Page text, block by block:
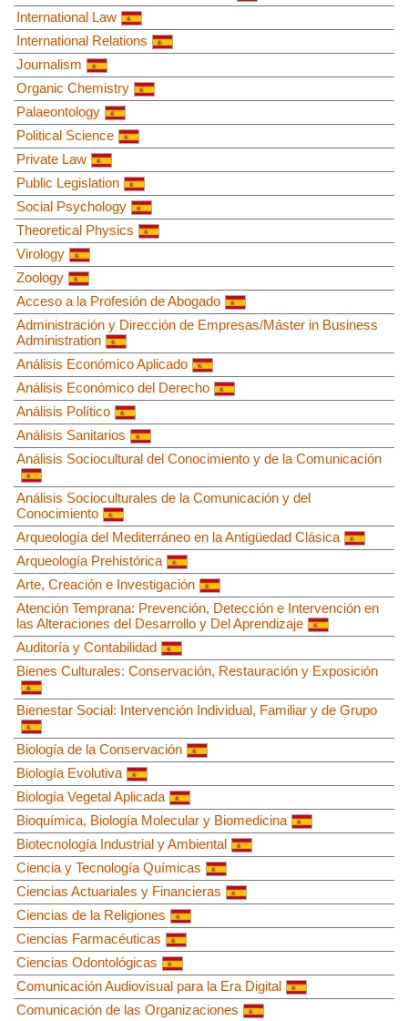
International Law
International Relations
Journalism
Organic Chemistry
Palaeontology
Political Science
Private Law
Public Legislation
Social Psychology
Theoretical Physics
Virology
Zoology
Acceso a la Profesión de Abogado
Administración y Dirección de Empresas/Máster in Business
Administration
Análisis Económico Aplicado
Análisis Económico del Derecho
Análisis Político
Análisis Sanitarios
Análisis Sociocultural del Conocimiento y de la Comunicación
Análisis Socioculturales de la Comunicación y del
Conocimiento
Arqueología del Mediterráneo en la Antigüedad Clásica
Arqueología Prehistórica
Arte, Creación e Investigación
Atención Temprana: Prevención, Detección e Intervención en
las Alteraciones del Desarrollo y Del Aprendizaje
Auditoría y Contabilidad
Bienes Culturales: Conservación, Restauración y Exposición
Bienestar Social: Intervención Individual, Familiar y de Grupo
Biología de la Conservación
Biología Evolutiva
Biología Vegetal Aplicada
Bioquímica, Biología Molecular y Biomedicina
Biotecnología Industrial y Ambiental
Ciencia y Tecnología Químicas
Ciencias Actuariales y Financieras
Ciencias de la Religiones
Ciencias Farmacéuticas
Ciencias Odontológicas
Comunicación Audiovisual para la Era Digital
Comunicación de las Organizaciones